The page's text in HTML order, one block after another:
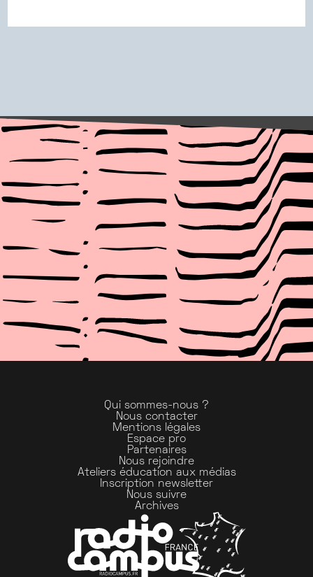
Qui sommes-nous ?
Nous contacter
Mentions légales
Espace pro
Partenaires
Nous rejoindre
Ateliers éducation aux médias
Inscription newsletter
Nous suivre
Archives